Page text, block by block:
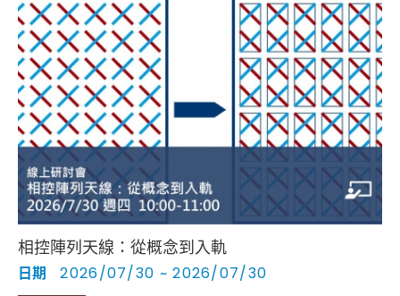
Aerospace | Defense | Security
Broadcast and Media
Cybersecurity
相控陣列天線：從概念到入軌
日期 2026/07/30 ~ 2026/07/30